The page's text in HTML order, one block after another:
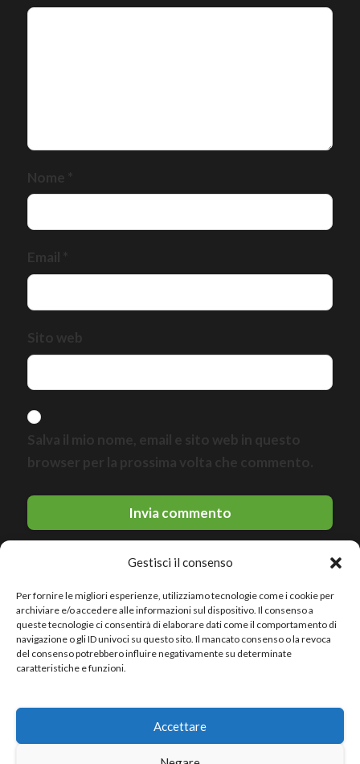
Gestisci il consenso
Per fornire le migliori esperienze, utilizziamo tecnologie come i cookie per
archiviare e/o accedere alle informazioni sul dispositivo. Il consenso a
queste tecnologie ci consentirà di elaborare dati come il comportamento di
navigazione o gli ID univoci su questo sito. Il mancato consenso o la revoca
del consenso potrebbero influire negativamente su determinate
caratteristiche e funzioni.
Accettare
Nome
Sito web
Salva il mio nome, email e sito web in questo
browser per la prossima volta che commento.
© 2026 Le migliori discoteche · All rights reserved
Avviso legale
Politica sui cookie